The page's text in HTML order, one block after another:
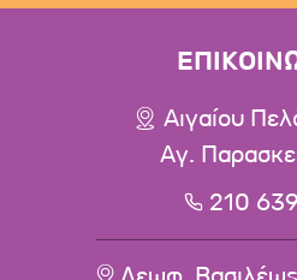
Αιγαίου
Αγ.
210